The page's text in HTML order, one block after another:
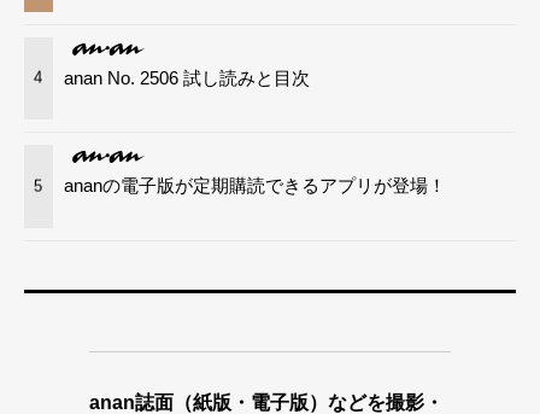
4 anan No. 2506 試し読みと目次
5 ananの電子版が定期購読できるアプリが登場！
anan誌面（紙版・電子版）などを撮影・